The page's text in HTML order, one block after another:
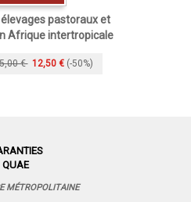
pastoraux et
Afrique intertropicale
€ 12,50 € (-50%)
QUAE
MÉTROPOLITAINE